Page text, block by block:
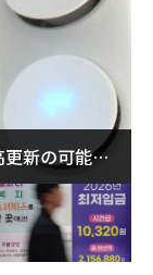
新の可能性